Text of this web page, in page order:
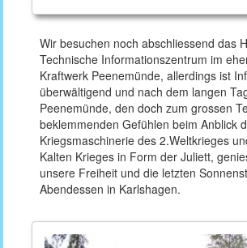
Wir besuchen noch abschliessend das
Technische Informationszentrum im
Kraftwerk Peenemünde, allerdings ist
überwältigend und nach dem langen
Peenemünde, den doch zum grossen
beklemmenden Gefühlen beim Anblick
Kriegsmaschinerie des 2.Weltkrieges
Kalten Krieges in Form der Juliett,
unsere Freiheit und die letzten
Abendessen in Karlshagen.